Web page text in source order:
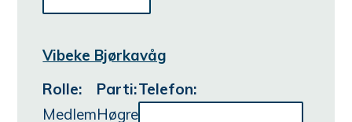
Vibeke Bjørkavåg
Rolle:
Medlem
Parti:
Høgre
Telefon: